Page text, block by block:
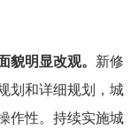
貌明显改观。 新修
划和详细规划，城
作性。持续实施城